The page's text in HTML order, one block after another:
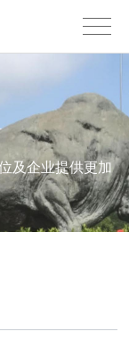
及企业提供更加